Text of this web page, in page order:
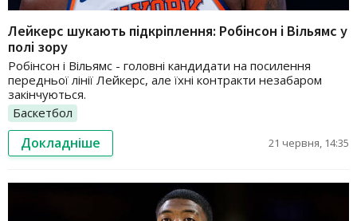
Лейкерс шукають підкріплення: Робінсон і Вільямс у
полі зору
Робінсон і Вільямс - головні кандидати на посилення
передньої лінії Лейкерс, але їхні контракти незабаром
закінчуються.
Баскетбол
Докладніше 21 червня, 14:35